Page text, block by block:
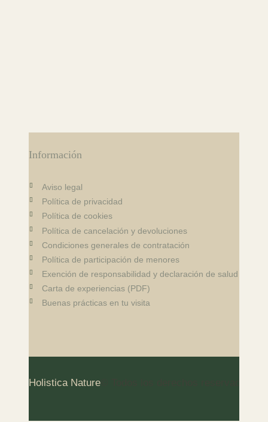
Información
Aviso legal
Política de privacidad
Política de cookies
Política de cancelación y devoluciones
Condiciones generales de contratación
Política de participación de menores
Exención de responsabilidad y declaración de salud
Carta de experiencias (PDF)
Buenas prácticas en tu visita
Holistica Nature© Todos los derechos reservados